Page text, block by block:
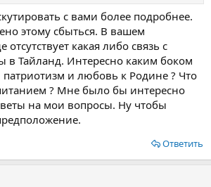
с вами более подробнее.
этому сбыться. В вашем
какая либо связь с
Тайланд. Интересно каким боком
и любовь к Родине ? Что
? Мне было бы интересно
на мои вопросы. Ну чтобы
Ответить